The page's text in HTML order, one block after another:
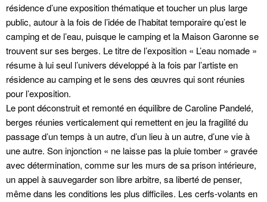
résidence d’une exposition thématique et toucher un plus large
public, autour à la fois de l’idée de l’habitat temporaire qu’est le
camping et de l’eau, puisque le camping et la Maison Garonne se
trouvent sur ses berges. Le titre de l’exposition « L’eau nomade »
résume à lui seul l’univers développé à la fois par l’artiste en
résidence au camping et le sens des œuvres qui sont réunies
pour l’exposition.
Le pont déconstruit et remonté en équilibre de Caroline Pandelé,
berges réunies verticalement qui remettent en jeu la fragilité du
passage d’un temps à un autre, d’un lieu à un autre, d’une vie à
une autre. Son injonction « ne laisse pas la pluie tomber » gravée
avec détermination, comme sur les murs de sa prison intérieure,
un appel à sauvegarder son libre arbitre, sa liberté de penser,
même dans les conditions les plus difficiles. Les cerfs-volants en